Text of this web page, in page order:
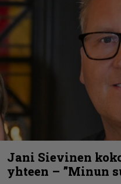
Jani Sievinen
yhteen – ”Minun